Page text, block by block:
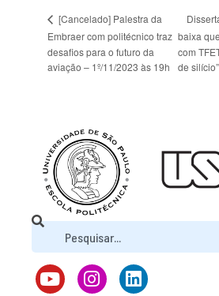
[Cancelado] Palestra da
Embraer com politécnico traz
desafios para o futuro da
aviação – 1º/11/2023 às 19h
baixa
com
de